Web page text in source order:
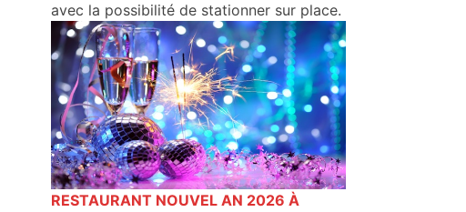
avec la possibilité de stationner sur place.
RESTAURANT NOUVEL AN 2026 À